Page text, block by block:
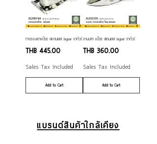
ถาดรองเตาแป๊ะซะ สแตนเลส Jaguar จากัวร์
Price
THB 445.00
Sales Tax Included
Add to Cart
จานปลา แป๊ะซะ สเตนเลส Jaguar จากัวร์
Price
THB 360.00
Sales Tax Included
Add to Cart
แบรนด์สินค้าใกล้เคียง